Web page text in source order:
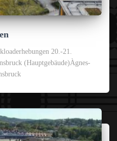
20.-21.
(Hauptgebäude)Àgnes-